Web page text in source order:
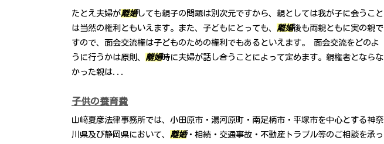
たとえ夫婦が離婚しても親子の問題は別次元ですから、親としては我が子に会うこと
は当然の権利ともいえます。また、子どもにとっても、 離婚後も両親ともに実の親で
すので、面会交流権は子どものための権利でもあるといえます。 面会交流をどのよ
うに行うかは原則、 離婚時に夫婦が話し合うことによって定めます。親権者とならな
かった親は...
子供の養育費
山﨑夏彦法律事務所では、小田原市・湯河原町・南足柄市・平塚市を中心とする神奈
川県及び静岡県において、 離婚・相続・交通事故・不動産トラブル等のご相談を承っ